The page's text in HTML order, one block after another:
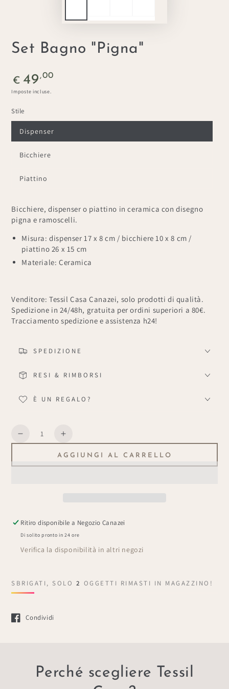
Set Bagno "Pigna"
Prezzo
regolare
€ 49,00
Imposte incluse.
Stile
Dispenser
Bicchiere
Piattino
Bicchiere, dispenser o piattino in ceramica con disegno
pigna e ramoscelli.
Misura: dispenser 17 x 8 cm / bicchiere 10 x 8 cm /
piattino 26 x 15 cm
Materiale: Ceramica
Venditore: Tessil Casa Canazei, solo prodotti di qualità.
Spedizione in 24/48h, gratuita per ordini superiori a 80€.
Tracciamento spedizione e assistenza h24!
SPEDIZIONE
RESI & RIMBORSI
È UN REGALO?
Quantità
DiminuisceAumenta
quantità
AGGIUNGI AL CARRELLO
Ritiro disponibile a Negozio Canazei
Di solito pronto in 24 ore
Verifica la disponibilità in altri negozi
SBRIGATI, SOLO 2 OGGETTI RIMASTI IN MAGAZZINO!
Condividi
Si apre in una nuova finestra.
Perché scegliere Tessil